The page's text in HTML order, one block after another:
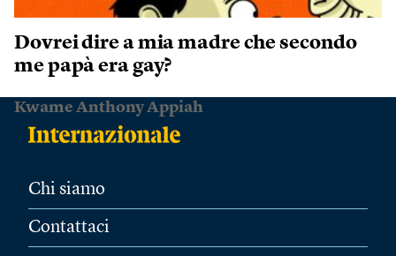
Dovrei dire a mia madre che secondo
me papà era gay?
Kwame Anthony Appiah
Chi siamo
Contattaci